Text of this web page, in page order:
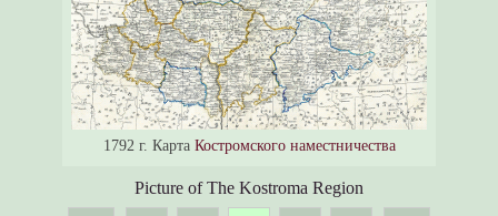
1792 г. Карта Костромского наместничества
Picture of The Kostroma Region